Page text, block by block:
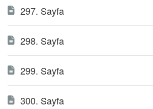
297. Sayfa
298. Sayfa
299. Sayfa
300. Sayfa